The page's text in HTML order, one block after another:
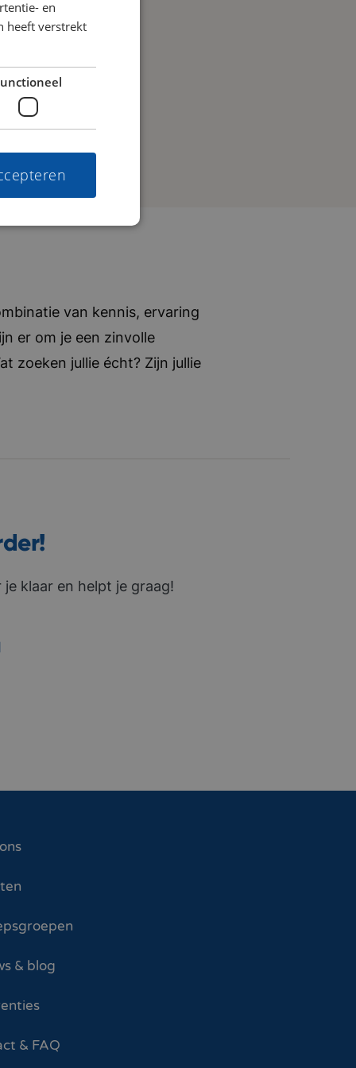
van kennis, ervaring
er om je een zinvolle
zoeken jullie écht? Zijn jullie
klaar en helpt je graag!
& blog
& FAQ
en
heeft verstrekt